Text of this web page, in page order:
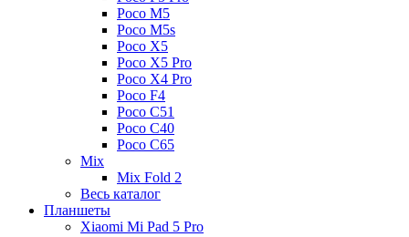
Poco M5
Poco M5s
Poco X5
Poco X5 Pro
Poco X4 Pro
Poco F4
Poco C51
Poco C40
Poco C65
Mix
Mix Fold 2
Весь каталог
Планшеты
Xiaomi Mi Pad 5 Pro